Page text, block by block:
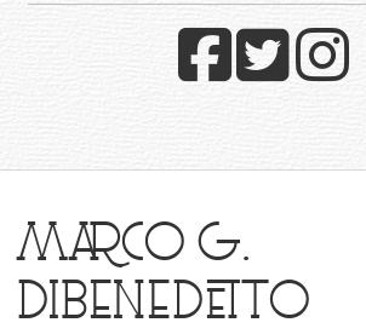
ali
Facebook
Twitter
Marco G.
Dibenedetto